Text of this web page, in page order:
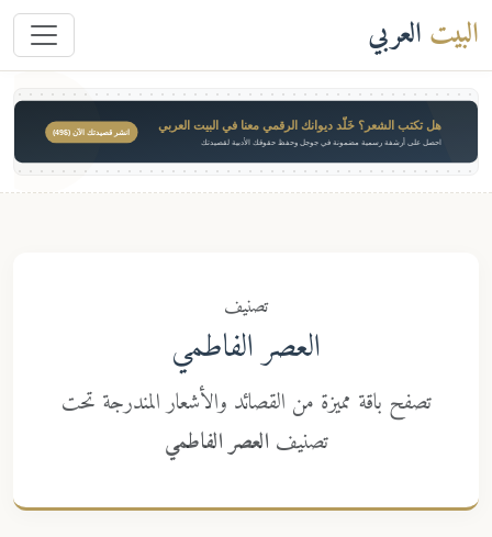
ديوانك الرقمي معنا في البيت العربي
في جوجل وحفظ حقوقك الأدبية لقصيدتك
انشر قصيدتك الآن ($49)
العصر الفاطمي
من القصائد والأشعار المندرجة تحت
العصر الفاطمي